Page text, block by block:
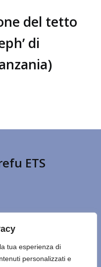
tua esperienza di
personalizzati e
del tetto
di
ETS
PRIVACY POLICY
CERCA SUL SITONOTE